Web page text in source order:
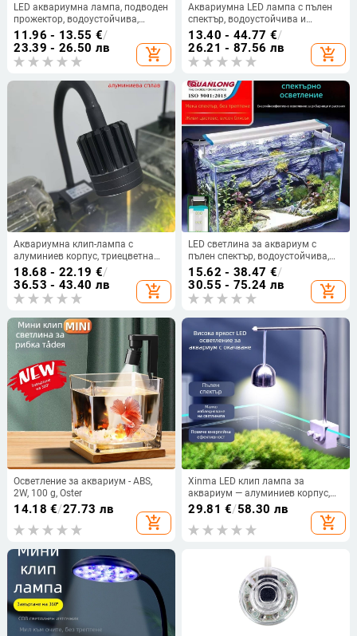
LED аквариумна лампа, подводен
прожектор, водоустойчива,
дистанционно управление,
цветна подсветка за водни
растения и озеленяване
11.96 - 13.55 €/
23.39 - 26.50 лв
add_shopping_cart
Аквариумна LED лампа с пълен
спектър, водоустойчива и
подводна, за водни растения и
драконова риба.
13.40 - 44.77 €/
26.21 - 87.56 лв
add_shopping_cart
Аквариумна клип-лампа с
алуминиев корпус, триецветна
смяна на светлината,
водоустойчива лампа за риби
18.68 - 22.19 €/
36.53 - 43.40 лв
add_shopping_cart
LED светлина за аквариум с
пълен спектър, водоустойчива,
Quanlong - PVC корпус,
осветление, лицензиран частен
етикет
15.62 - 38.47 €/
30.55 - 75.24 лв
add_shopping_cart
Осветление за аквариум - ABS,
2W, 100 g, Oster
14.18 €/27.73 лв
add_shopping_cart
Xinma LED клип лампа за
аквариум — алуминиев корпус,
3W, 0,5 кг, за водни растения и
тропически риби
29.81 €/58.30 лв
add_shopping_cart